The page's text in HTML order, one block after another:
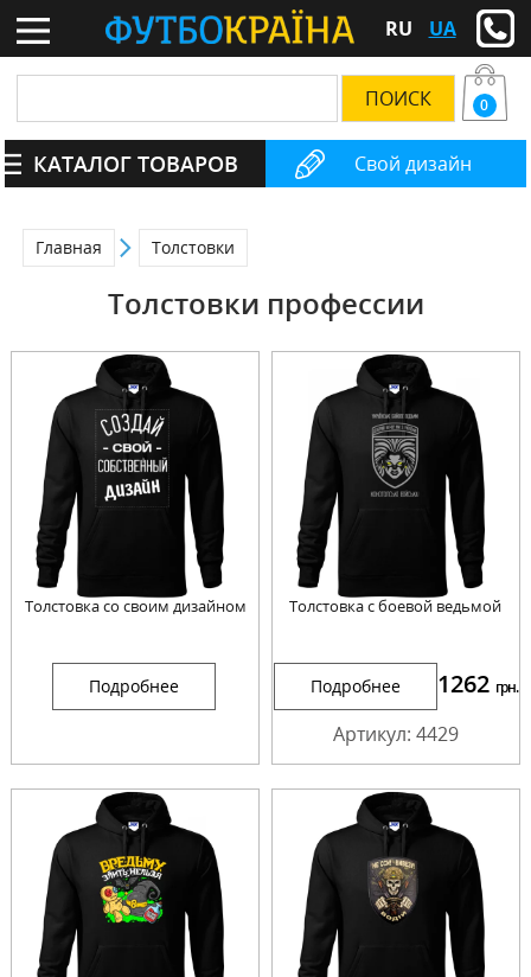
RU UA
Свой дизайн
0
КАТАЛОГ ТОВАРОВ
Главная Толстовки
Толстовки профессии
Толстовка со своим дизайном
Подробнее
Толстовка с боевой ведьмой
Подробнее 1262 грн.
Артикул: 4429